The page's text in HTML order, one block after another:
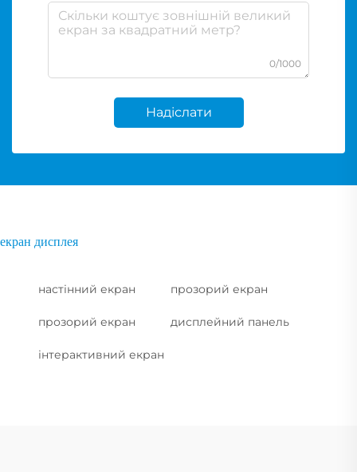
0/1000
Надіслати
екран дисплея
настінний екран прозорий екран
прозорий екран дисплейний панель
інтерактивний екран